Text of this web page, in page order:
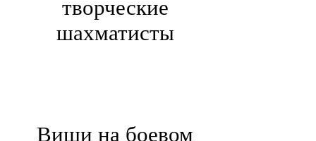
творческие
шахматисты
Виши на боевом